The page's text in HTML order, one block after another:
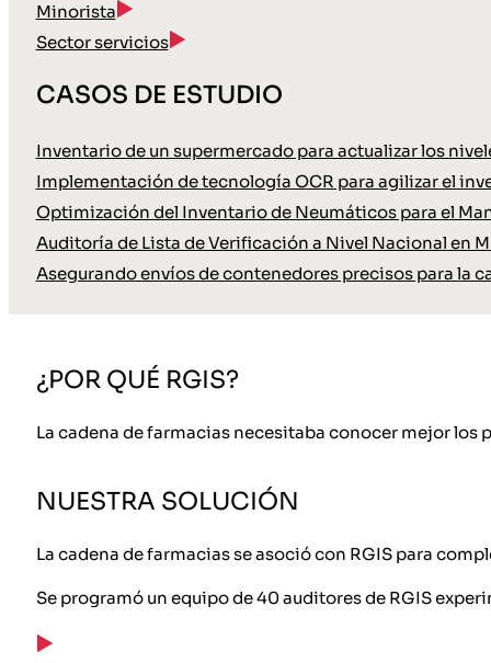
Minorista
Sector servicios
CASOS DE ESTUDIO
Inventario de un supermercado para actualizar los
Implementación de tecnología OCR para agilizar el
Optimización del Inventario de Neumáticos para el
Auditoría de Lista de Verificación a Nivel Nacional en
Asegurando envíos de contenedores precisos para la
¿POR QUÉ RGIS?
La cadena de farmacias necesitaba conocer mejor
NUESTRA SOLUCIÓN
La cadena de farmacias se asoció con RGIS para
Se programó un equipo de 40 auditores de RGIS